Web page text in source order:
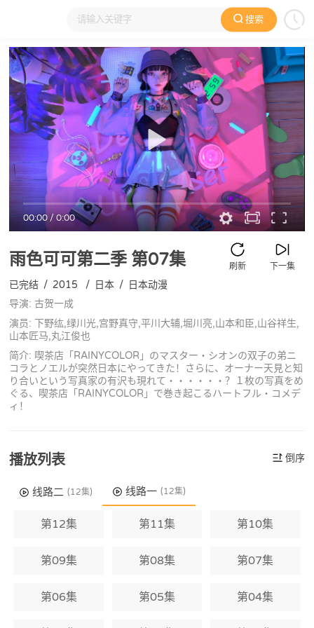
搜索
大家在看 日本动漫 国产动漫 欧美动漫 动漫电影
00:00/0:00
雨色可可第二季第07集 下一集
刷新
已完结 / 2015 / 日本 / 日本动漫
导演: 古贺一成
演员: 下野纮,绿川光,宫野真守,平川大辅,堀川亮,山本和臣,山谷祥生,
山本匠马,丸江俊也
简介: 喫茶店「RAINYCOLOR」のマスター・シオンの双子の弟ニ
コラとノエルが突然日本にやってきた！さらに、オーナー天見と知
り合いという写真家の有沢も現れて・・・・・・？１枚の写真をめ
ぐる、喫茶店「RAINYCOLOR」で巻き起こるハートフル・コメデ
ィ！
播放列表 倒序
线路二 (12集) 线路一 (12集)
第12集 第11集 第10集
第09集 第08集 第07集
第06集 第05集 第04集